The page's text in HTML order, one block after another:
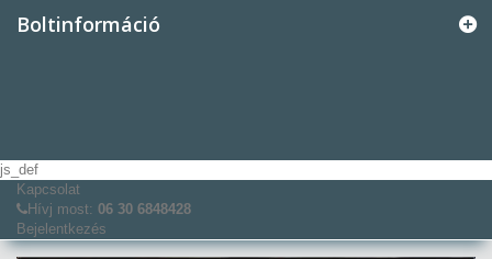
Boltinformáció
js_def
Kapcsolat
Hívj most: 06 30 6848428
Bejelentkezés